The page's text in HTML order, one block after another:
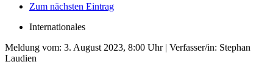
Zum nächsten Eintrag
Internationales
Meldung vom: 3. August 2023, 8:00 Uhr| Verfasser/in: Stephan
Laudien